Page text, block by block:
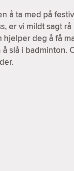
å ta med på
er vi mildt sagt
deg å få
slå i badminton.